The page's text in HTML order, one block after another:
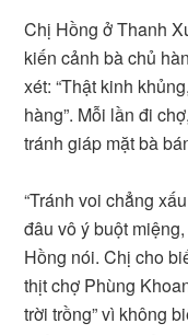
Chị Hồng ở Thanh
kiến cảnh bà chủ
xét: “Thật kinh
hàng”. Mỗi lần đi
tránh giáp mặt bà
“Tránh voi chẳng
đâu vô ý buột
Hồng nói. Chị cho
thịt chợ Phùng
trời trồng” vì không